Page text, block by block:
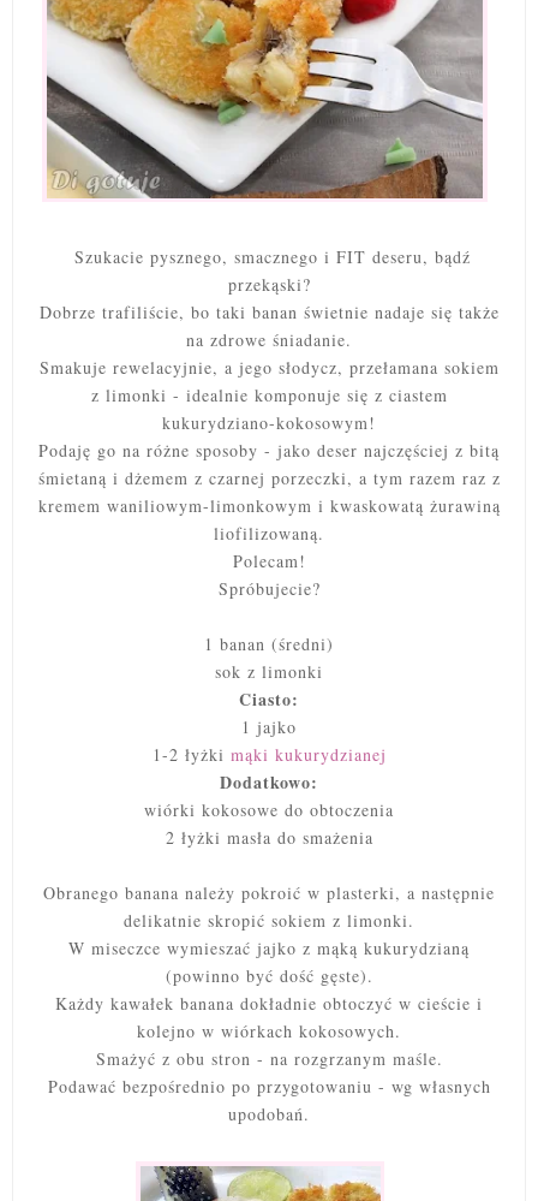
Szukacie pysznego, smacznego i FIT deseru, bądź
przekąski?
Dobrze trafiliście, bo taki banan świetnie nadaje się także
na zdrowe śniadanie.
Smakuje rewelacyjnie, a jego słodycz, przełamana sokiem
z limonki - idealnie komponuje się z ciastem
kukurydziano-kokosowym!
Podaję go na różne sposoby - jako deser najczęściej z bitą
śmietaną i dżemem z czarnej porzeczki, a tym razem raz z
kremem waniliowym-limonkowym i kwaskowatą żurawiną
liofilizowaną.
Polecam!
Spróbujecie?
1 banan (średni)
sok z limonki
Ciasto:
1 jajko
1-2 łyżki mąki kukurydzianej
Dodatkowo:
wiórki kokosowe do obtoczenia
2 łyżki masła do smażenia
Obranego banana należy pokroić w plasterki, a następnie
delikatnie skropić sokiem z limonki.
W miseczce wymieszać jajko z mąką kukurydzianą
(powinno być dość gęste).
Każdy kawałek banana dokładnie obtoczyć w cieście i
kolejno w wiórkach kokosowych.
Smażyć z obu stron - na rozgrzanym maśle.
Podawać bezpośrednio po przygotowaniu - wg własnych
upodobań.